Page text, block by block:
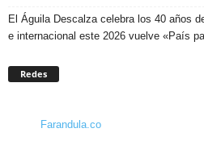
El Águila Descalza celebra los 40 años
e internacional este 2026 vuelve «País
Redes
Farandula.co